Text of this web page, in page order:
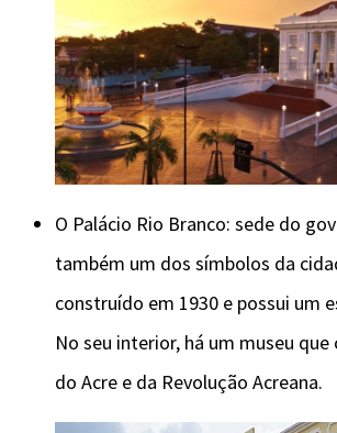
O Palácio Rio Branco: sede do
também um dos símbolos da
construído em 1930 e possui um
No seu interior, há um museu
do Acre e da Revolução Acreana.